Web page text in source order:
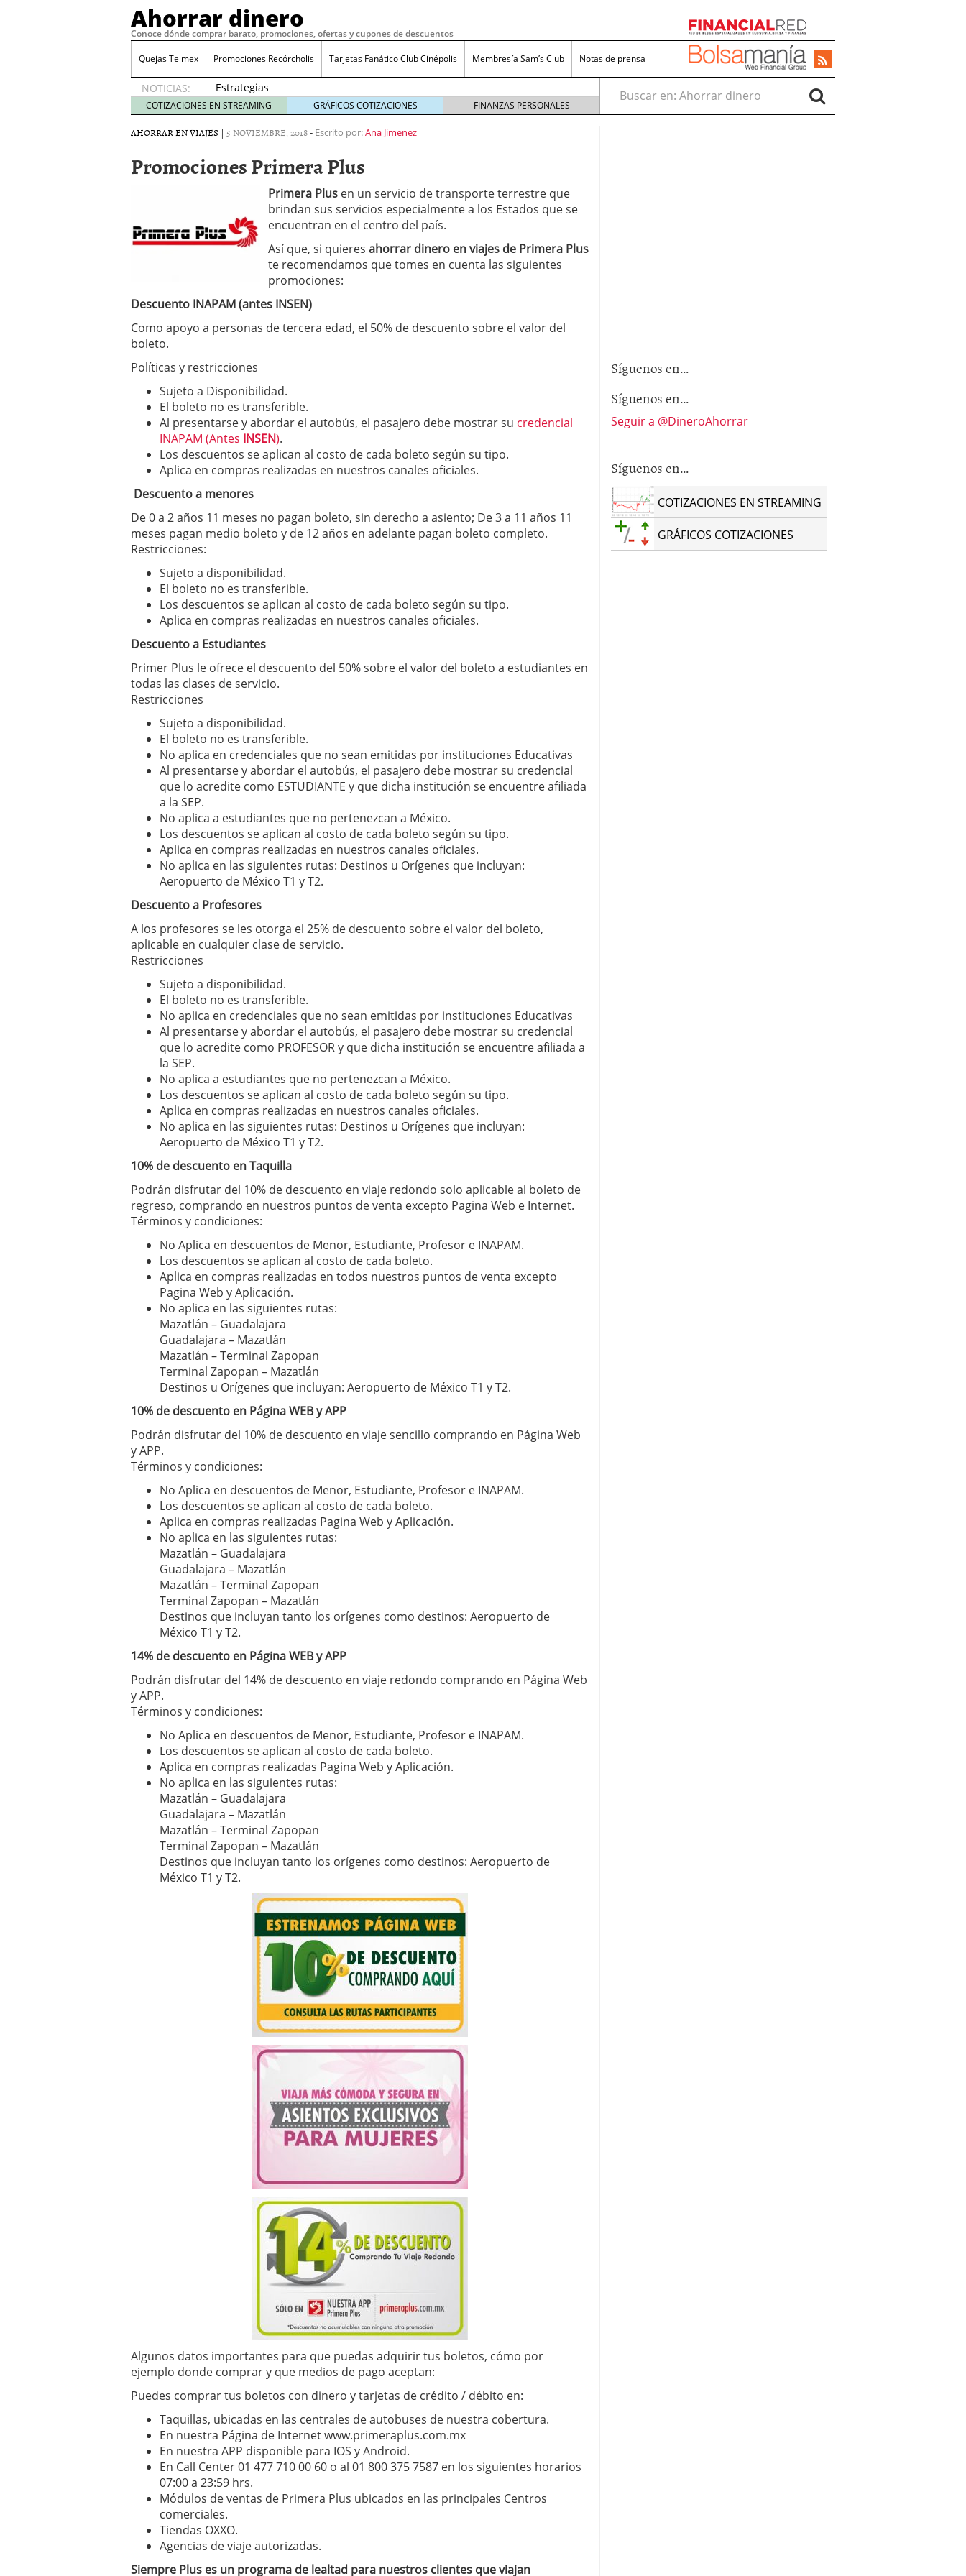
Ahorrar dinero
Conoce dónde comprar barato, promociones, ofertas y cupones de descuentos
Quejas Telmex Promociones Recórcholis Tarjetas Fanático Club Cinépolis Membresía Sam’s Club Notas de prensa
NOTICIAS:
Estrategias
efectivas
para
incrementar
ahorros
sin ser
febrero
21, 2024
Ajustes en el precio del butano: lo que los consumidores deben saber
febrero 14, 2024
Evolución del euríbor en la actualidad
Estrategias eficientes: optimizando el uso de la calefacción para ahorrar
energía enero 21, 2024
19, 2024
COTIZACIONES EN STREAMING GRÁFICOS COTIZACIONES FINANZAS PERSONALES
Buscar en:
AHORRAR EN VIAJES | 5 NOVIEMBRE, 2018- Escrito por:Ana Jimenez
Promociones Primera Plus
Primera Plus en un servicio de transporte terrestre que
brindan sus servicios especialmente a los Estados que se
encuentran en el centro del país.
Así que, si quieres ahorrar dinero en viajes de Primera Plus
te recomendamos que tomes en cuenta las siguientes
promociones:
Descuento INAPAM (antes INSEN)
Como apoyo a personas de tercera edad, el 50% de descuento sobre el valor del
boleto.
Políticas y restricciones
Sujeto a Disponibilidad.
El boleto no es transferible.
Al presentarse y abordar el autobús, el pasajero debe mostrar su credencial
INAPAM (Antes INSEN).
Los descuentos se aplican al costo de cada boleto según su tipo.
Aplica en compras realizadas en nuestros canales oficiales.
Descuento a menores
De 0 a 2 años 11 meses no pagan boleto, sin derecho a asiento; De 3 a 11 años 11
meses pagan medio boleto y de 12 años en adelante pagan boleto completo.
Restricciones:
Sujeto a disponibilidad.
El boleto no es transferible.
Los descuentos se aplican al costo de cada boleto según su tipo.
Aplica en compras realizadas en nuestros canales oficiales.
Descuento a Estudiantes
Primer Plus le ofrece el descuento del 50% sobre el valor del boleto a estudiantes en
todas las clases de servicio.
Restricciones
Sujeto a disponibilidad.
El boleto no es transferible.
No aplica en credenciales que no sean emitidas por instituciones Educativas
Al presentarse y abordar el autobús, el pasajero debe mostrar su credencial
que lo acredite como ESTUDIANTE y que dicha institución se encuentre afiliada
a la SEP.
No aplica a estudiantes que no pertenezcan a México.
Los descuentos se aplican al costo de cada boleto según su tipo.
Aplica en compras realizadas en nuestros canales oficiales.
No aplica en las siguientes rutas: Destinos u Orígenes que incluyan:
Aeropuerto de México T1 y T2.
Descuento a Profesores
A los profesores se les otorga el 25% de descuento sobre el valor del boleto,
aplicable en cualquier clase de servicio.
Restricciones
Sujeto a disponibilidad.
El boleto no es transferible.
No aplica en credenciales que no sean emitidas por instituciones Educativas
Al presentarse y abordar el autobús, el pasajero debe mostrar su credencial
que lo acredite como PROFESOR y que dicha institución se encuentre afiliada a
la SEP.
No aplica a estudiantes que no pertenezcan a México.
Los descuentos se aplican al costo de cada boleto según su tipo.
Aplica en compras realizadas en nuestros canales oficiales.
No aplica en las siguientes rutas: Destinos u Orígenes que incluyan:
Aeropuerto de México T1 y T2.
10% de descuento en Taquilla
Podrán disfrutar del 10% de descuento en viaje redondo solo aplicable al boleto de
regreso, comprando en nuestros puntos de venta excepto Pagina Web e Internet.
Términos y condiciones:
No Aplica en descuentos de Menor, Estudiante, Profesor e INAPAM.
Los descuentos se aplican al costo de cada boleto.
Aplica en compras realizadas en todos nuestros puntos de venta excepto
Pagina Web y Aplicación.
No aplica en las siguientes rutas:
Mazatlán – Guadalajara
Guadalajara – Mazatlán
Mazatlán – Terminal Zapopan
Terminal Zapopan – Mazatlán
Destinos u Orígenes que incluyan: Aeropuerto de México T1 y T2.
10% de descuento en Página WEB y APP
Podrán disfrutar del 10% de descuento en viaje sencillo comprando en Página Web
y APP.
Términos y condiciones:
No Aplica en descuentos de Menor, Estudiante, Profesor e INAPAM.
Los descuentos se aplican al costo de cada boleto.
Aplica en compras realizadas Pagina Web y Aplicación.
No aplica en las siguientes rutas:
Mazatlán – Guadalajara
Guadalajara – Mazatlán
Mazatlán – Terminal Zapopan
Terminal Zapopan – Mazatlán
Destinos que incluyan tanto los orígenes como destinos: Aeropuerto de
México T1 y T2.
14% de descuento en Página WEB y APP
Podrán disfrutar del 14% de descuento en viaje redondo comprando en Página Web
y APP.
Términos y condiciones:
No Aplica en descuentos de Menor, Estudiante, Profesor e INAPAM.
Los descuentos se aplican al costo de cada boleto.
Aplica en compras realizadas Pagina Web y Aplicación.
No aplica en las siguientes rutas:
Mazatlán – Guadalajara
Guadalajara – Mazatlán
Mazatlán – Terminal Zapopan
Terminal Zapopan – Mazatlán
Destinos que incluyan tanto los orígenes como destinos: Aeropuerto de
México T1 y T2.
Algunos datos importantes para que puedas adquirir tus boletos, cómo por
ejemplo donde comprar y que medios de pago aceptan:
Puedes comprar tus boletos con dinero y tarjetas de crédito / débito en:
Taquillas, ubicadas en las centrales de autobuses de nuestra cobertura.
En nuestra Página de Internet www.primeraplus.com.mx
En nuestra APP disponible para IOS y Android.
En Call Center 01 477 710 00 60 o al 01 800 375 7587 en los siguientes horarios
07:00 a 23:59 hrs.
Módulos de ventas de Primera Plus ubicados en las principales Centros
comerciales.
Tiendas OXXO.
Agencias de viaje autorizadas.
Siempre Plus es un programa de lealtad para nuestros clientes que viajan
Síguenos en…
Síguenos en…
Seguir a @DineroAhorrar
Síguenos en…
COTIZACIONES EN STREAMING
GRÁFICOS COTIZACIONES